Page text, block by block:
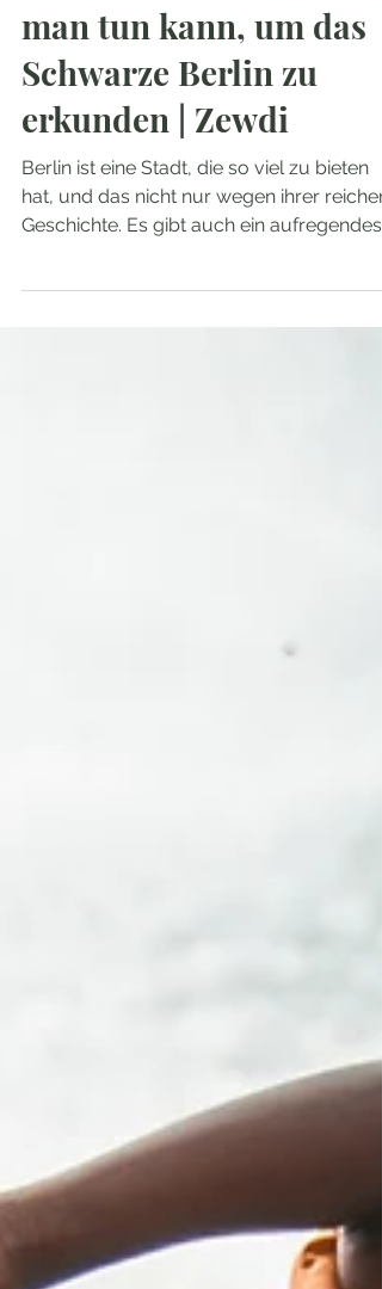
Die 5 besten Dinge, die
man tun kann, um das
Schwarze Berlin zu
erkunden | Zewdi
Berlin ist eine Stadt, die so viel zu bieten
hat, und das nicht nur wegen ihrer reichen